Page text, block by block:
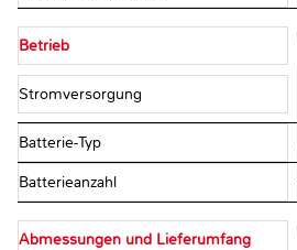
Betrieb
Stromversorgung
Batterie-Typ
Batterieanzahl
Abmessungen und Lieferumfang